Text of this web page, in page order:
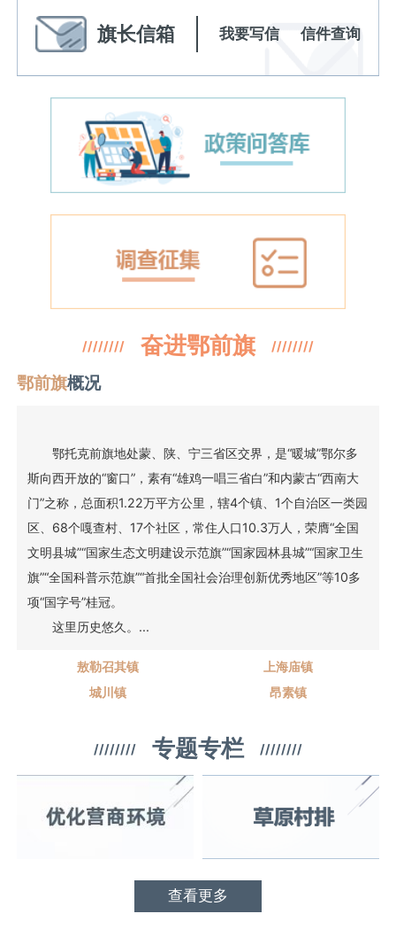
旗长信箱 我要写信 信件查询
//////// 奋进鄂前旗 ////////
鄂前旗概况
鄂托克前旗地处蒙、陕、宁三省区交界，是“暖城”鄂尔多
斯向西开放的“窗口”，素有“雄鸡一唱三省白”和内蒙古“西南大
门”之称，总面积1.22万平方公里，辖4个镇、1个自治区一类园
区、68个嘎查村、17个社区，常住人口10.3万人，荣膺“全国
文明县城”“国家生态文明建设示范旗”“国家园林县城”“国家卫生
旗”“全国科普示范旗”“首批全国社会治理创新优秀地区”等10多
项“国字号”桂冠。
这里历史悠久。...
敖勒召其镇
上海庙镇
城川镇
昂素镇
//////// 专题专栏 ////////
查看更多